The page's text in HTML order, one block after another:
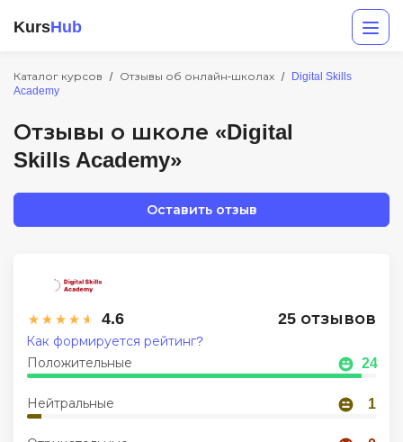
KursHub
Каталог курсов Отзывы об онлайн-школах
Digital Skills
Academy
Отзывы о школе «Digital
Skills Academy»
Оставить отзыв
4.6 25 отзывов
Положительные 24
Нейтральные 1
Как формируется рейтинг?
Маркетинг
Дизайн
Аналитика